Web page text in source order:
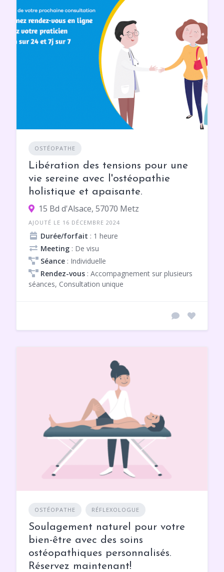
OSTÉOPATHE
Libération des tensions pour une
vie sereine avec l'ostéopathie
holistique et apaisante.
15 Bd d'Alsace, 57070 Metz
AJOUTÉ LE 16 DÉCEMBRE 2024
Durée/forfait : 1 heure
Meeting : De visu
Séance : Individuelle
Rendez-vous : Accompagnement sur plusieurs
séances, Consultation unique
OSTÉOPATHE RÉFLEXOLOGUE
Soulagement naturel pour votre
bien-être avec des soins
ostéopathiques personnalisés.
Réservez maintenant!